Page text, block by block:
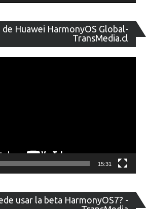
de Huawei HarmonyOS Global-
TransMedia.cl
de
15:31
usar la beta HarmonyOS7? -
de